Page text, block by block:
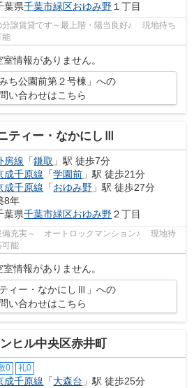
葉県千葉市緑区おゆみ野 １丁目
分譲賃貸です～最上階・陽当良好♪ 現地待ち
能
情報がありません。
みち公園前第２号棟」への
い合わせはこちら
ティー・なかにしⅢ
房線 「鎌取 」駅 徒歩7分
成千原線 「学園前 」駅 徒歩21分
成千原線 「おゆみ野 」駅 徒歩27分
8年
葉県千葉市緑区おゆみ野２丁目
備充実～ オートロックマンション♪ 現地待
可能
情報がありません。
ティー・なかにしⅢ」への
い合わせはこちら
ヒル中央区赤井町
0 礼0
成千原線 「大森台 」駅 徒歩25分